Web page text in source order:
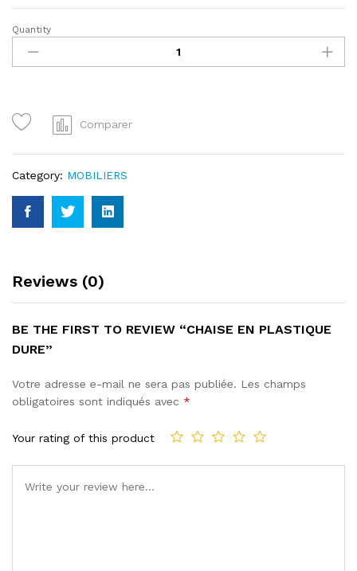
Chaise
plastique
Quantity
Comparer
Category: MOBILIERS
Reviews (0)
BE THE FIRST TO REVIEW “CHAISE EN PLASTIQUE
DURE”
Votre adresse e-mail ne sera pas publiée. Les champs
obligatoires sont indiqués avec *
Your rating of this product